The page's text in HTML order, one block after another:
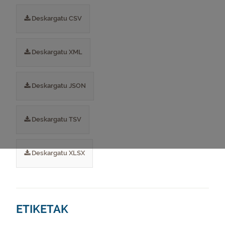
Deskargatu CSV
Deskargatu XML
Deskargatu JSON
Deskargatu TSV
Deskargatu XLSX
ETIKETAK